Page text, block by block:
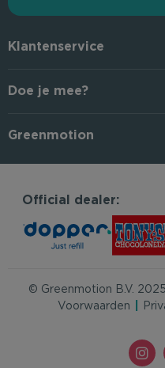
Klantenservice
Doe je mee?
Greenmotion
Official dealer:
© Greenmotion B.V.
Voorwaarden